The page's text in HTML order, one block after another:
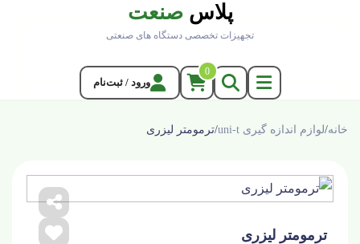
پلاس صنعت
تجهیزات تخصصی دستگاه های صنعتی
0
ورود / ثبت‌نام
خانه/لوازم اندازه گیری uni-t /ترمومتر لیزری
ترمومتر لیزری